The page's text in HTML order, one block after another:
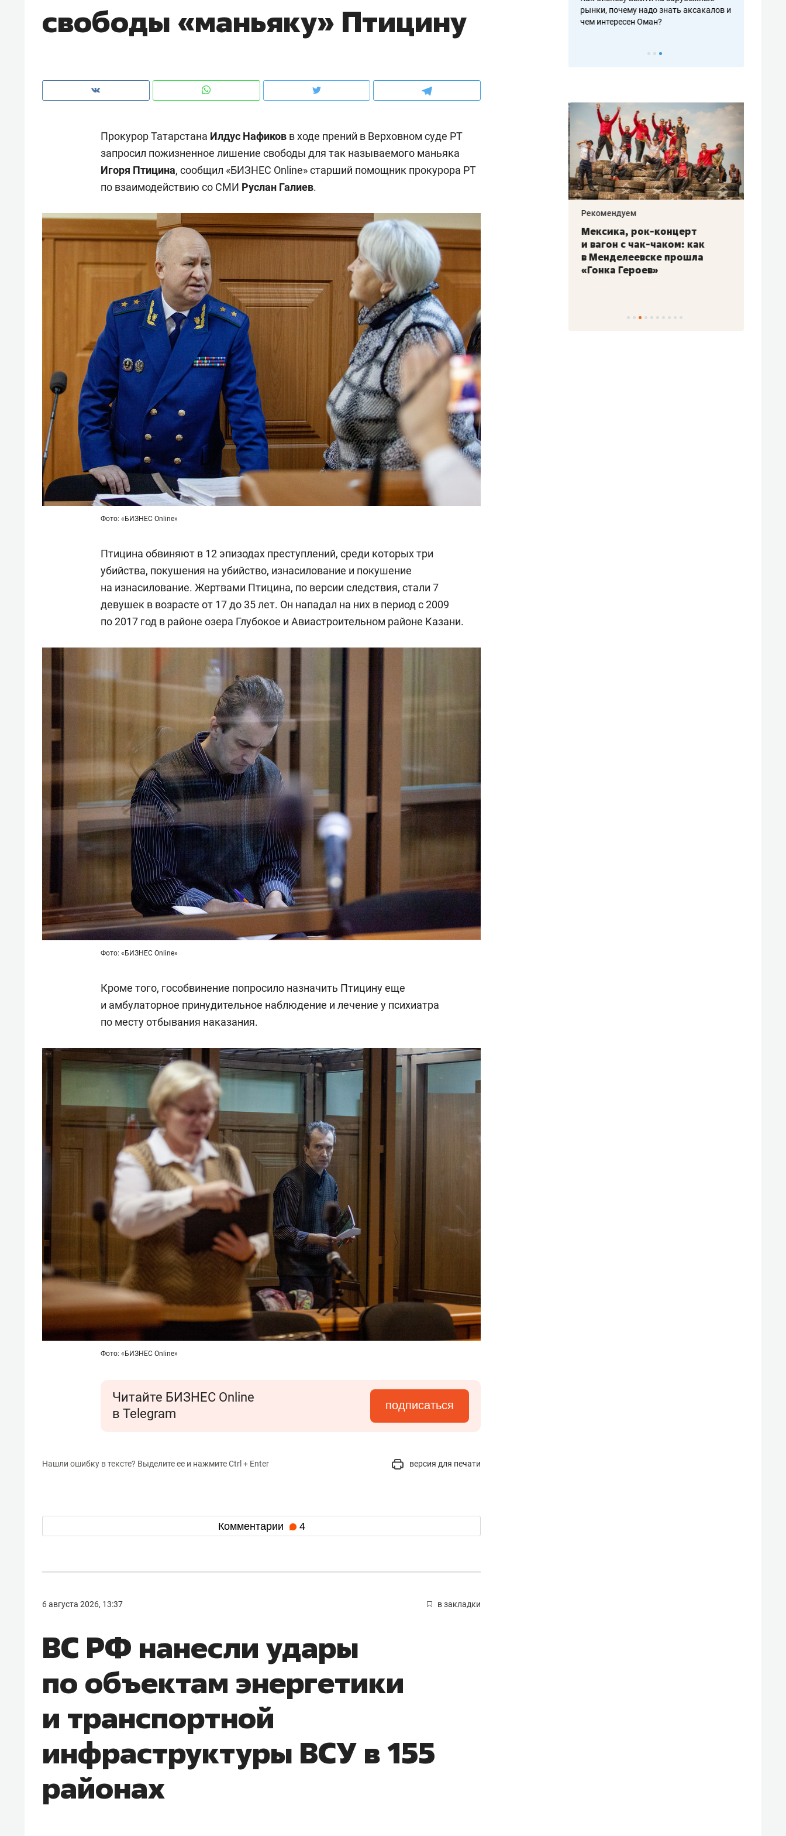
свободы «маньяку» Птицину
Прокурор Татарстана Илдус Нафиков в ходе прений в Верховном суде РТ
запросил пожизненное лишение свободы для так называемого маньяка
Игоря Птицина, сообщил «БИЗНЕС Online» старший помощник прокурора РТ
по взаимодействию со СМИ Руслан Галиев.
Фото: «БИЗНЕС Online»
Птицина обвиняют в 12 эпизодах преступлений, среди которых три
убийства, покушения на убийство, изнасилование и покушение
на изнасилование. Жертвами Птицина, по версии следствия, стали 7
девушек в возрасте от 17 до 35 лет. Он нападал на них в период с 2009
по 2017 год в районе озера Глубокое и Авиастроительном районе Казани.
Фото: «БИЗНЕС Online»
Кроме того, гособвинение попросило назначить Птицину еще
и амбулаторное принудительное наблюдение и лечение у психиатра
по месту отбывания наказания.
Фото: «БИЗНЕС Online»
Читайте БИЗНЕС Online
в Telegram
подписаться
Нашли ошибку в тексте? Выделите ее и нажмите Ctrl + Enter версия для печати
Комментарии 4
6 августа 2026, 13:37 в закладки
ВС РФ нанесли удары
по объектам энергетики
и транспортной
инфраструктуры ВСУ в 155
районах
чем интересен Оман?
о трехкратном росте цен, дотошных
клиентах и чудных запросах мастеров
налогах и развитии без кредитов
рынки, почему надо знать аксакалов и
чем интересен Оман?
Рекомендуем
Как ГК «МИР ГРУПП» и ВТБ
создают оазис жилого
комфорта под Казанью
Рекомендуем
150 камер до квартиры и Face
ID вместо ключа: какой будет
безопасность в ЖК «Нова»
Рекомендуем
Опыт выживания в дикой
природе, работа
с ментальным и физическим
состоянием как основа
антихрупких команд
Рекомендуем
Мексика, рок-концерт
и вагон с чак-чаком: как
в Менделеевске прошла
«Гонка Героев»